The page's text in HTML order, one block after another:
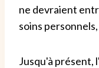
ne devraient
soins
Jusqu'à présent,